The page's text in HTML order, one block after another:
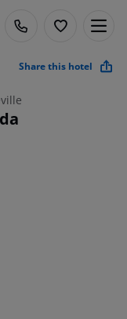
Share this hotel